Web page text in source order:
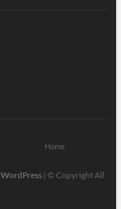
Home
WordPress| © Copyright All